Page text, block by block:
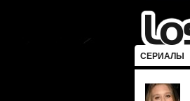
СЕРИАЛЫ